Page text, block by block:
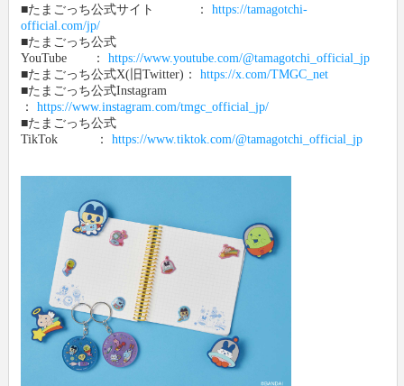
■たまごっち公式サイト ： https://tamagotchi-
official.com/jp/
■たまごっち公式
YouTube ： https://www.youtube.com/@tamagotchi_official_jp
■たまごっち公式X(旧Twitter)： https://x.com/TMGC_net
■たまごっち公式Instagram
： https://www.instagram.com/tmgc_official_jp/
■たまごっち公式
TikTok ： https://www.tiktok.com/@tamagotchi_official_jp